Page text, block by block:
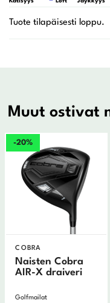
Muut ostivat
-20%
COBRA
Naisten Cobra
AIR-X draiveri
Golfmailat